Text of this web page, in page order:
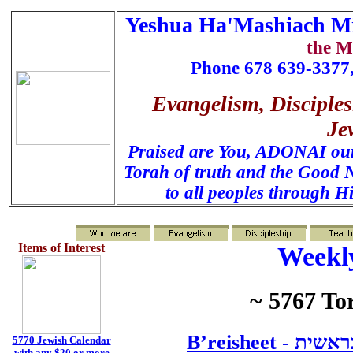
Yeshua Ha'Mashiach
the
Phone 678 639-
Evangelism,
Praised are You, ADONAI
Torah of truth and the Good
to all peoples through
Items of Interest
5770 Jewish Calendar
~ 5767
B’reisheet -